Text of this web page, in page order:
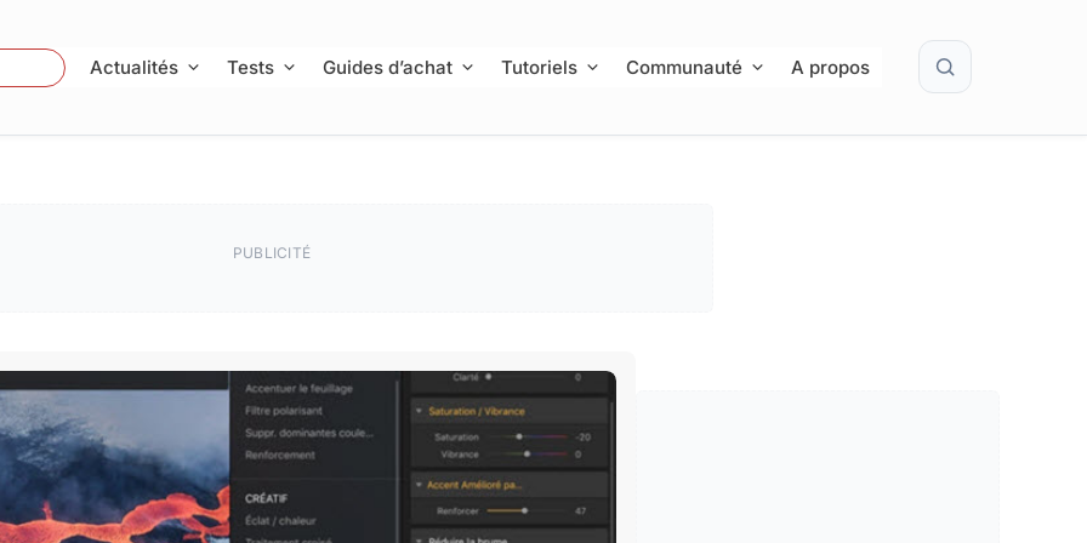
Actualités Tests Guides d’achat Tutoriels Communauté A propos Rechercher
PUBLICITÉ